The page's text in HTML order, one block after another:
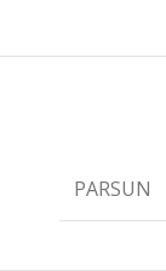
PARSUN